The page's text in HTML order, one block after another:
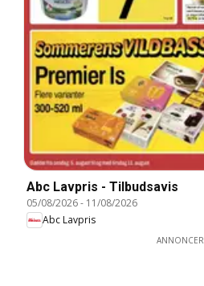
Abc Lavpris - Tilbudsavis
05/08/2026- 11/08/2026
Abc Lavpris
ANNONCER